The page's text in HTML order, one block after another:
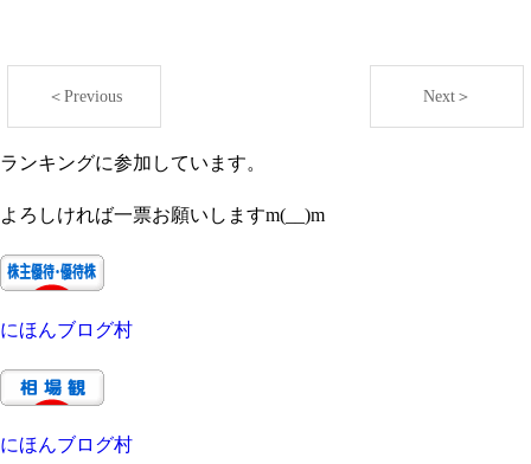
＜Previous Next＞
ランキングに参加しています。
よろしければ一票お願いしますm(__)m
にほんブログ村
にほんブログ村